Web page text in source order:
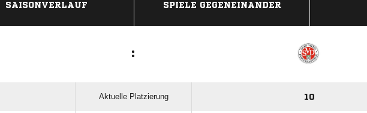
SAISONVERLAUF SPIELE GEGENEINANDER
:
Aktuelle Platzierung 10